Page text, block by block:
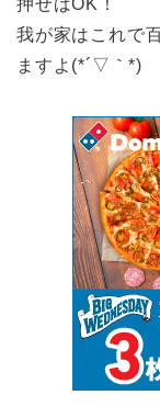
押せばOK！
我が家はこれで
ますよ(*´▽｀*)